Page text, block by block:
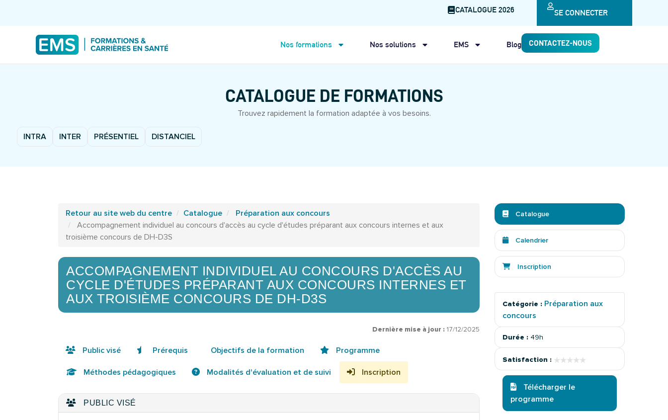
CATALOGUE 2026 SE CONNECTER
Nos formations Nos solutions EMS Blog CONTACTEZ-NOUS
CATALOGUE DE FORMATIONS
Trouvez rapidement la formation adaptée à vos besoins.
INTRA INTER PRÉSENTIEL DISTANCIEL
Retour au site web du centre Catalogue
Préparation aux concours
Accompagnement individuel au concours d'accès au cycle d'études préparant aux concours internes et aux
troisième concours de DH-D3S
ACCOMPAGNEMENT INDIVIDUEL AU CONCOURS D'ACCÈS AU
CYCLE D'ÉTUDES PRÉPARANT AUX CONCOURS INTERNES ET
AUX TROISIÈME CONCOURS DE DH-D3S
Dernière mise à jour : 17/12/2025
Public visé Prérequis Objectifs de la formation Programme
Méthodes pédagogiques Modalités d'évaluation et de suivi Inscription
PUBLIC VISÉ
Catalogue
Calendrier
Inscription
Catégorie : Préparation aux
concours
Durée :49h
Satisfaction : ★★★★★
★★★★★
Télécharger le
programme